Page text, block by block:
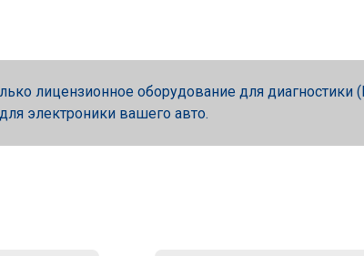
лицензионное оборудование для диагностики
электроники вашего авто.